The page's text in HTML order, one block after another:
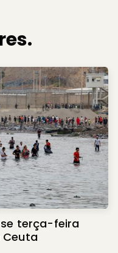
se terça-feira